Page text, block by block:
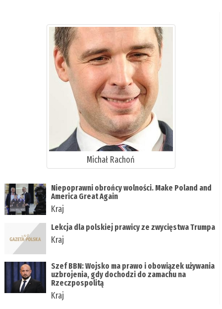
Michał Rachoń
Niepoprawni obrońcy wolności. Make Poland and
America Great Again
Kraj
Lekcja dla polskiej prawicy ze zwycięstwa Trumpa
Kraj
Szef BBN: Wojsko ma prawo i obowiązek używania
uzbrojenia, gdy dochodzi do zamachu na
Rzeczpospolitą
Kraj